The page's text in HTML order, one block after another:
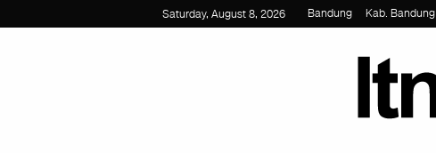
Saturday, August 8, 2026 Bandung Kab. Bandung